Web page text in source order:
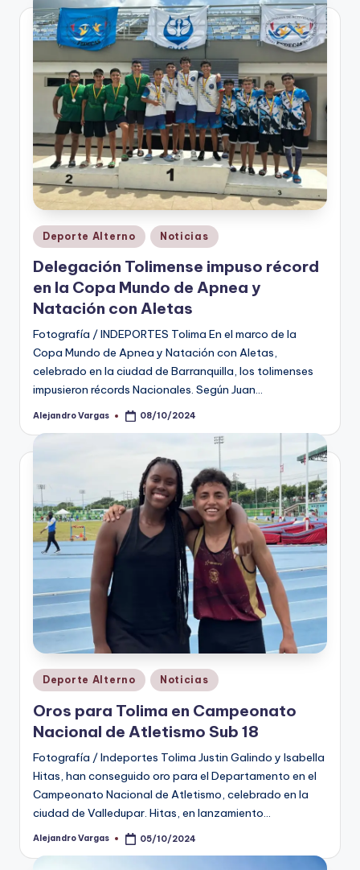
Publicado
en
Deporte Alterno Noticias
Delegación Tolimense impuso récord
en la Copa Mundo de Apnea y
Natación con Aletas
Fotografía / INDEPORTES Tolima En el marco de la
Copa Mundo de Apnea y Natación con Aletas,
celebrado en la ciudad de Barranquilla, los tolimenses
impusieron récords Nacionales. Según Juan…
Publicado
Alejandro Vargas 08/10/2024
Publicado
en
Deporte Alterno Noticias
Oros para Tolima en Campeonato
Nacional de Atletismo Sub 18
Fotografía / Indeportes Tolima Justin Galindo y Isabella
Hitas, han conseguido oro para el Departamento en el
Campeonato Nacional de Atletismo, celebrado en la
ciudad de Valledupar. Hitas, en lanzamiento…
Publicado
Alejandro Vargas 05/10/2024